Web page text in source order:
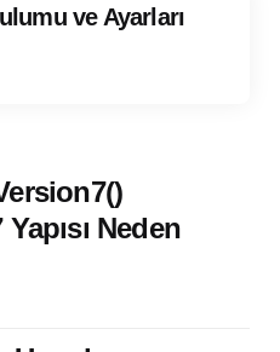
ve Ayarları
Neden